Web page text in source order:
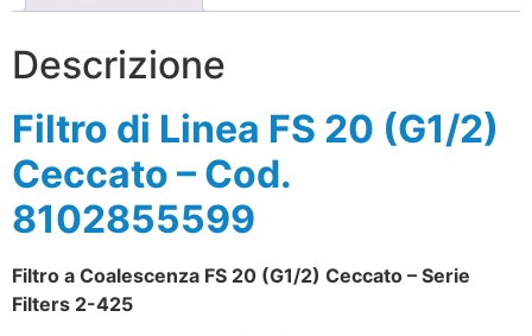
Descrizione
Filtro di Linea FS 20 (G1/2)
Ceccato – Cod.
8102855599
Filtro a Coalescenza FS 20 (G1/2) Ceccato – Serie
Filters 2-425